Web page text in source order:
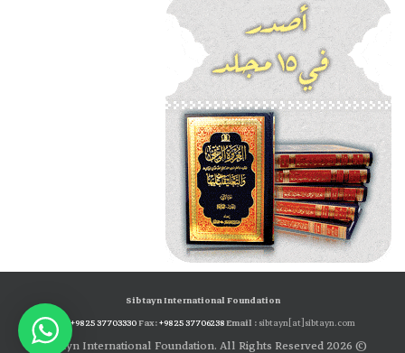
Sibtayn International Foundation
Tel:
+98 25 37703330Fax:+98 25 37706238Email :sibtayn[at]sibtayn.com
© 2026 Sibtayn International Foundation. All Rights Reserved.